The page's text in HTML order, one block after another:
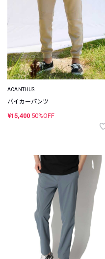
ACANTHUS
バイカーパンツ
¥15,400 50%OFF